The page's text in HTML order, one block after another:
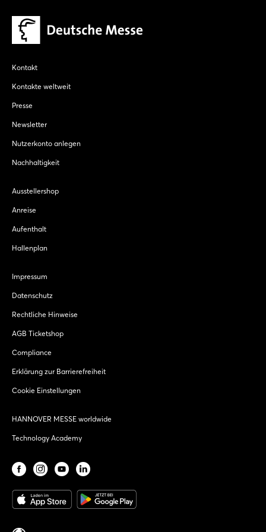
Kontakt
Kontakte weltweit
Presse
Newsletter
Nutzerkonto anlegen
Nachhaltigkeit
Ausstellershop
Anreise
Aufenthalt
Hallenplan
Impressum
Datenschutz
Rechtliche Hinweise
AGB Ticketshop
Compliance
Erklärung zur Barrierefreiheit
Cookie Einstellungen
HANNOVER MESSE worldwide
Technology Academy